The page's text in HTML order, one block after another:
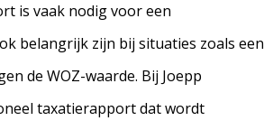
is vaak nodig voor een
belangrijk zijn bij situaties zoals een
de WOZ-waarde. Bij Joepp
taxatierapport dat wordt